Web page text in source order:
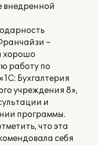
внедренной
–
хорошо
работу по
Бухгалтерия
учреждения 8»,
и
программы.
что эта
себя